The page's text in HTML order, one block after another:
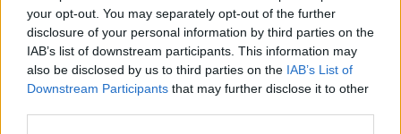
your opt-out. You may separately opt-out of the further
disclosure of your personal information by third parties on the
IAB’s list of downstream participants. This information may
also be disclosed by us to third parties on the IAB’s List of
Downstream Participants that may further disclose it to other
sviluppo importante per un finanziamento intelligente ed
efficiente dei progetti a banda larga, soprattutto nelle zone poco
servite, in linea con lo spirito e la lettera del piano di investimenti.
È un grande passo verso una società dei Gigabit europea per
tutti.”